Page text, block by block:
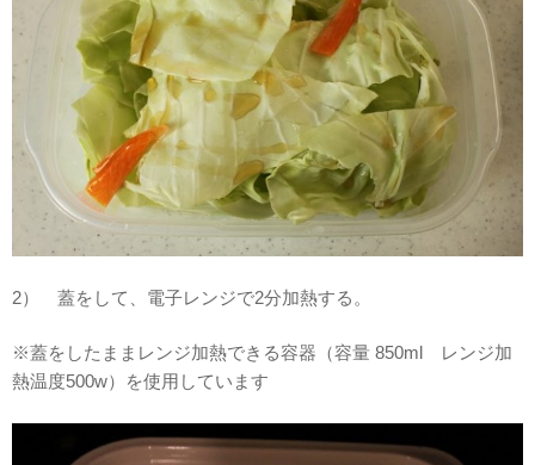
2） 蓋をして、電子レンジで2分加熱する。
※蓋をしたままレンジ加熱できる容器（容量 850ml レンジ加
熱温度500w）を使用しています